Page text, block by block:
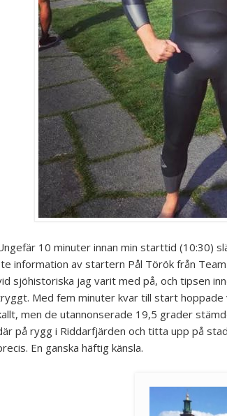
10 minuter innan min starttid (10:30)
information av startern Pål Török från
sjöhistoriska jag varit med på, och tipsen
Med fem minuter kvar till start
men de utannonserade 19,5 grader
på rygg i Riddarfjärden och titta upp på
En ganska häftig känsla.